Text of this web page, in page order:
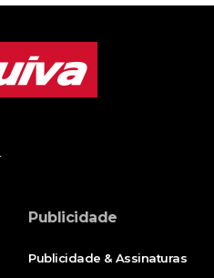
Publicidade
Publicidade & Assinaturas